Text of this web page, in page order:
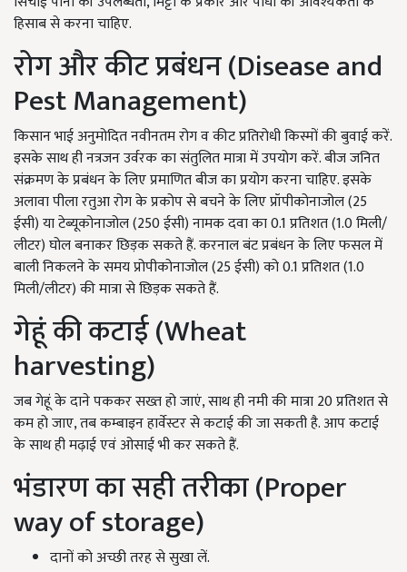
हिसाब से करना चाहिए.
रोग और कीट प्रबंधन (Disease and
Pest Management)
किसान भाई अनुमोदित नवीनतम रोग व कीट प्रतिरोधी किस्मों की बुवाई करें.
इसके साथ ही नत्रजन उर्वरक का संतुलित मात्रा में उपयोग करें. बीज जनित
संक्रमण के प्रबंधन के लिए प्रमाणित बीज का प्रयोग करना चाहिए. इसके
अलावा पीला रतुआ रोग के प्रकोप से बचने के लिए प्रॉपीकोनाजोल (25
ईसी) या टेब्यूकोनाजोल (250 ईसी) नामक दवा का 0.1 प्रतिशत (1.0 मिली/
लीटर) घोल बनाकर छिड़क सकते हैं. करनाल बंट प्रबंधन के लिए फसल में
बाली निकलने के समय प्रोपीकोनाजोल (25 ईसी) को 0.1 प्रतिशत (1.0
मिली/लीटर) की मात्रा से छिड़क सकते हैं.
गेहूं की कटाई (Wheat
harvesting)
जब गेहूं के दाने पककर सख्त हो जाएं, साथ ही नमी की मात्रा 20 प्रतिशत से
कम हो जाए, तब कम्बाइन हार्वेस्टर से कटाई की जा सकती है. आप कटाई
के साथ ही मढ़ाई एवं ओसाई भी कर सकते हैं.
भंडारण का सही तरीका (Proper
way of storage)
दानों को अच्छी तरह से सुखा लें.